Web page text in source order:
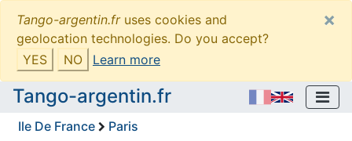
Tango-argentin.fruses cookies and
geolocation technologies. Do you accept?
YES
NO Learn more
×
Tango-argentin.fr
Ile De France Paris